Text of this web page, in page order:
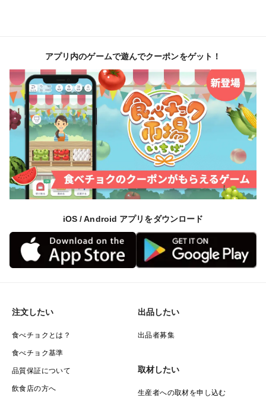
アプリ内のゲームで遊んでクーポンをゲット！
iOS / Android アプリをダウンロード
注文したい
食べチョクとは？
食べチョク基準
品質保証について
飲食店の方へ
出品したい
出品者募集
取材したい
生産者への取材を申し込む